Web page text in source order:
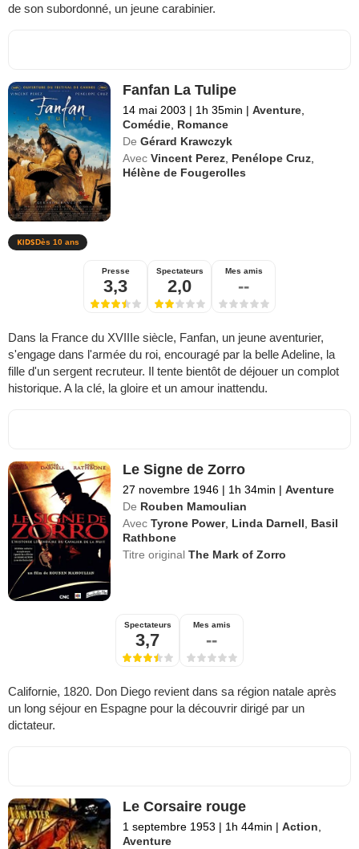
de son subordonné, un jeune carabinier.
Fanfan La Tulipe
14 mai 2003 | 1h 35min | Aventure,
Comédie, Romance
De Gérard Krawczyk
Avec Vincent Perez, Penélope Cruz,
Hélène de Fougerolles
Dès 10 ans
Presse
3,3
Spectateurs
2,0
Mes amis
--
Dans la France du XVIIIe siècle, Fanfan, un jeune aventurier,
s'engage dans l'armée du roi, encouragé par la belle Adeline, la
fille d'un sergent recruteur. Il tente bientôt de déjouer un complot
historique. A la clé, la gloire et un amour inattendu.
Le Signe de Zorro
27 novembre 1946 | 1h 34min | Aventure
De Rouben Mamoulian
Avec Tyrone Power, Linda Darnell, Basil
Rathbone
Titre originalThe Mark of Zorro
Spectateurs
3,7
Mes amis
--
Californie, 1820. Don Diego revient dans sa région natale après
un long séjour en Espagne pour la découvrir dirigé par un
dictateur.
Le Corsaire rouge
1 septembre 1953 | 1h 44min | Action,
Aventure